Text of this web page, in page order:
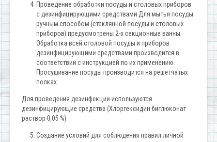
Проведение обработки посуды и столовых приборов
с дезинфицирующими средствами Для мытья посуды
ручным способом (стеклянной посуды и столовых
приборов) предусмотрены 2-х секционные ванны.
Обработка всей столовой посуды и приборов
дезинфицирующими средствами производится в
соответствии с инструкцией по их применению.
Просушивание посуды производится на решетчатых
полках.
Для проведения дезинфекции используются
дезинфицирующие средства (Хлоргексидин биглюконат
раствор 0,05 %).
Создание условий для соблюдения правил личной